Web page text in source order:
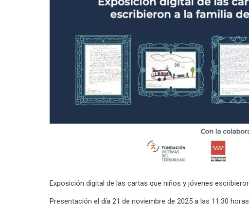
Exposición digital de las cartas que niños y jóvenes
Presentación el día 21 de noviembre de 2025 a las 11:30